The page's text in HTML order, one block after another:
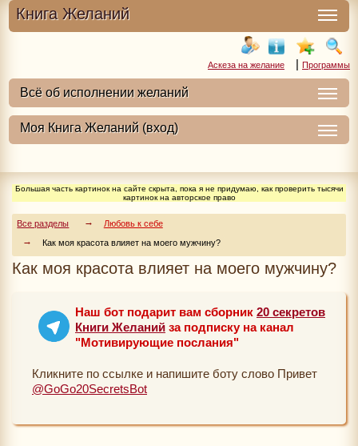
Книга Желаний
Аскеза на желание | Программы
Большая часть картинок на сайте скрыта, пока я не придумаю, как проверить тысячи
картинок на авторское право
Все разделы
Любовь к себе
Как моя красота влияет на моего мужчину?
Как моя красота влияет на моего мужчину?
Наш бот подарит вам сборник 20 секретов
Книги Желаний за подписку на канал
"Мотивирующие послания"
Кликните по ссылке и напишите боту слово Привет
@GoGo20SecretsBot